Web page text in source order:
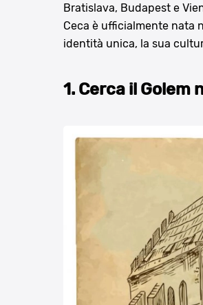
Bratislava, Budapest e
Ceca è ufficialmente nata
identità unica, la sua
1. Cerca il Golem